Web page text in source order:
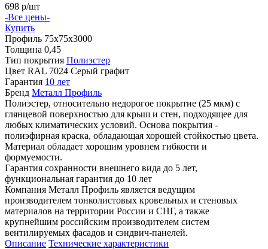
698 р/шт
-Все цены-
Купить
Профиль 75х75х3000
Толщина 0,45
Тип покрытия Полиэстер
Цвет RAL 7024 Серый графит
Гарантия 10 лет
Бренд Металл Профиль
Полиэстер, относительно недорогое покрытие (25 мкм) с
глянцевой поверхностью для крыш и стен, подходящее для
любых климатических условий. Основа покрытия -
полиэфирная краска, обладающая хорошей стойкостью цвета.
Материал обладает хорошим уровнем гибкости и
формуемости.
Гарантия сохранности внешнего вида до 5 лет,
функциональная гарантия до 10 лет
Компания Металл Профиль является ведущим
производителем тонколистовых кровельных и стеновых
материалов на территории России и СНГ, а также
крупнейшим российским производителем систем
вентилируемых фасадов и сэндвич-панелей.
Описание Технические характеристики